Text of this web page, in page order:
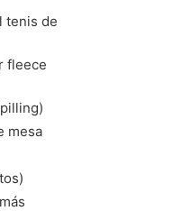
tenis de
fleece
mesa